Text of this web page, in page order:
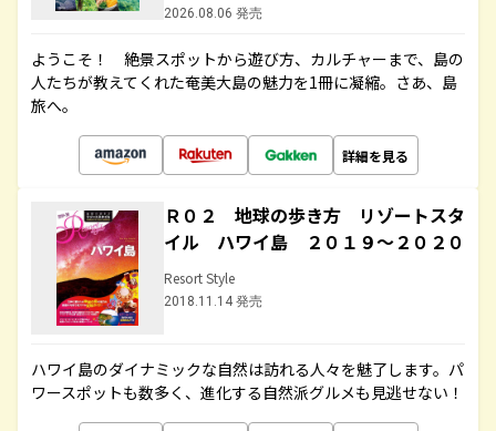
2026.08.06 発売
ようこそ！ 絶景スポットから遊び方、カルチャーまで、島の
人たちが教えてくれた奄美大島の魅力を1冊に凝縮。さあ、島
旅へ。
詳細を見る
Ｒ０２ 地球の歩き方 リゾートスタ
イル ハワイ島 ２０１９～２０２０
Resort Style
2018.11.14 発売
ハワイ島のダイナミックな自然は訪れる人々を魅了します。パ
ワースポットも数多く、進化する自然派グルメも見逃せない！